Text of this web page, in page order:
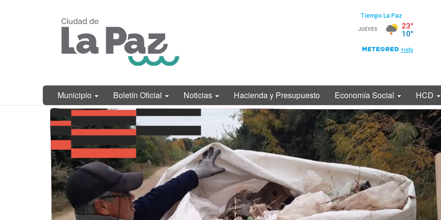
de La Paz,
Entre Ríos
Municipio Boletín Oficial Noticias Hacienda y Presupuesto Economía Social HCD
Contenido
principal